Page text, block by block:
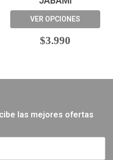
VER OPCIONES
$3.990
las mejores ofertas